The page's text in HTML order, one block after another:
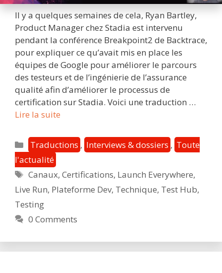
Il y a quelques semaines de cela, Ryan Bartley,
Product Manager chez Stadia est intervenu
pendant la conférence Breakpoint2 de Backtrace,
pour expliquer ce qu’avait mis en place les
équipes de Google pour améliorer le parcours
des testeurs et de l’ingénierie de l’assurance
qualité afin d’améliorer le processus de
certification sur Stadia. Voici une traduction …
Lire la suite
dématérialisée
sur
en
améliorant
de
et
Catégories
Traductions , Interviews & dossiers , Toute
l'actualité
Étiquettes
Canaux,Certifications, Launch Everywhere,
Live Run, Plateforme Dev, Technique, Test Hub,
Testing
0 Comments